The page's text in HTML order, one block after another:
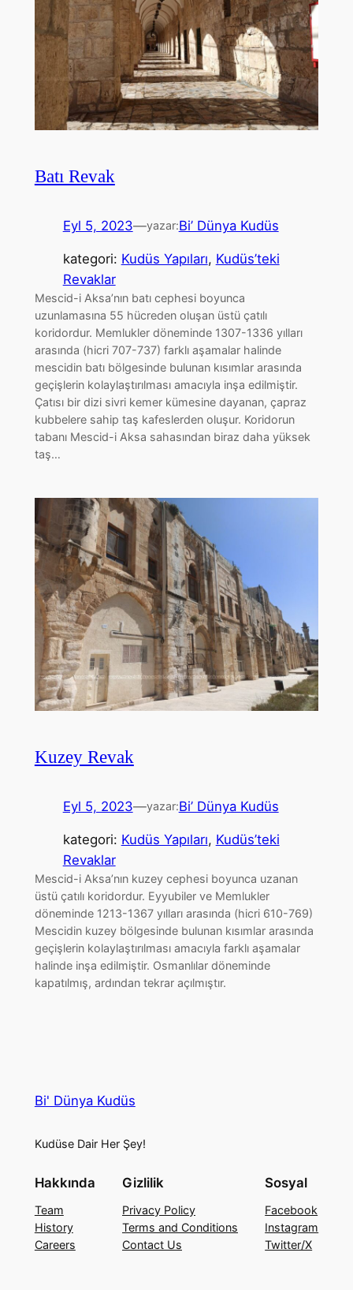
Batı Revak
Eyl 5, 2023—yazar:Bi’ Dünya Kudüs
kategori: Kudüs Yapıları, Kudüs’teki
Revaklar
Mescid-i Aksa’nın batı cephesi boyunca
uzunlamasına 55 hücreden oluşan üstü çatılı
koridordur. Memlukler döneminde 1307-1336 yılları
arasında (hicri 707-737) farklı aşamalar halinde
mescidin batı bölgesinde bulunan kısımlar arasında
geçişlerin kolaylaştırılması amacıyla inşa edilmiştir.
Çatısı bir dizi sivri kemer kümesine dayanan, çapraz
kubbelere sahip taş kafeslerden oluşur. Koridorun
tabanı Mescid-i Aksa sahasından biraz daha yüksek
taş…
Kuzey Revak
Eyl 5, 2023—yazar:Bi’ Dünya Kudüs
kategori: Kudüs Yapıları, Kudüs’teki
Revaklar
Mescid-i Aksa’nın kuzey cephesi boyunca uzanan
üstü çatılı koridordur. Eyyubiler ve Memlukler
döneminde 1213-1367 yılları arasında (hicri 610-769)
Mescidin kuzey bölgesinde bulunan kısımlar arasında
geçişlerin kolaylaştırılması amacıyla farklı aşamalar
halinde inşa edilmiştir. Osmanlılar döneminde
kapatılmış, ardından tekrar açılmıştır.
Bi' Dünya Kudüs
Kudüse Dair Her Şey!
Hakkında
Team
History
Careers
Gizlilik
Privacy Policy
Terms and Conditions
Contact Us
Sosyal
Facebook
Instagram
Twitter/X